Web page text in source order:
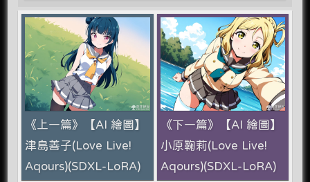
《上一篇》【AI 繪圖】
津島善子(Love Live!
Aqours)(SDXL-LoRA)
《下一篇》【AI 繪圖】
小原鞠莉(Love Live!
Aqours)(SDXL-LoRA)